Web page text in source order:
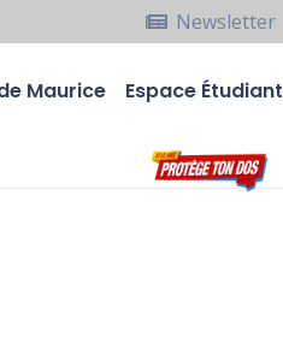
Newsletter
Maurice Espace Étudiant